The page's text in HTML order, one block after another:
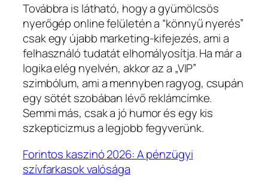
Továbbra is látható, hogy a gyümölcsös
nyerőgép online felületén a “könnyű nyerés”
csak egy újabb marketing‑kifejezés, ami a
felhasználó tudatát elhomályosítja. Ha már a
logika elég nyelvén, akkor az a „VIP”
szimbólum, ami a mennyben ragyog, csupán
egy sötét szobában lévő reklámcímke.
Semmi más, csak a jó humor és egy kis
szkepticizmus a legjobb fegyverünk.
Forintos kaszinó 2026: A pénzügyi
szívfarkasok valósága